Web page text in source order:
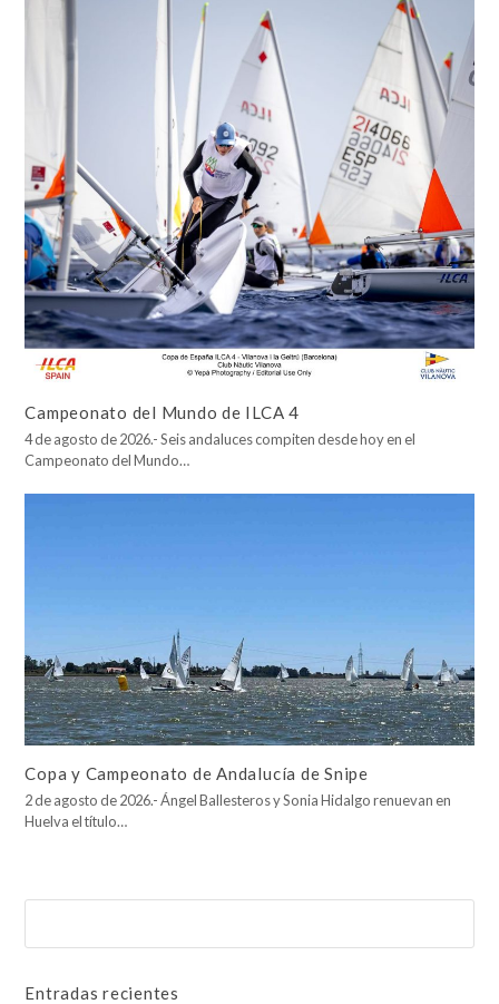
Campeonato del Mundo de ILCA 4
4 de agosto de 2026.- Seis andaluces compiten desde hoy en el
Campeonato del Mundo…
Copa y Campeonato de Andalucía de Snipe
2 de agosto de 2026.- Ángel Ballesteros y Sonia Hidalgo renuevan en
Huelva el título…
Entradas recientes